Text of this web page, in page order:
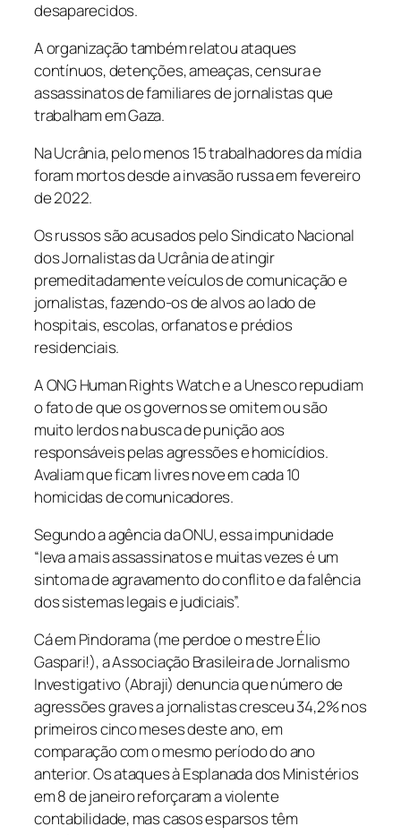
desaparecidos.
A organização também relatou ataques
contínuos, detenções, ameaças, censura e
assassinatos de familiares de jornalistas que
trabalham em Gaza.
Na Ucrânia, pelo menos 15 trabalhadores da mídia
foram mortos desde a invasão russa em fevereiro
de 2022.
Os russos são acusados pelo Sindicato Nacional
dos Jornalistas da Ucrânia de atingir
premeditadamente veículos de comunicação e
jornalistas, fazendo-os de alvos ao lado de
hospitais, escolas, orfanatos e prédios
residenciais.
A ONG Human Rights Watch e a Unesco repudiam
o fato de que os governos se omitem ou são
muito lerdos na busca de punição aos
responsáveis pelas agressões e homicídios.
Avaliam que ficam livres nove em cada 10
homicidas de comunicadores.
Segundo a agência da ONU, essa impunidade
“leva a mais assassinatos e muitas vezes é um
sintoma de agravamento do conflito e da falência
dos sistemas legais e judiciais”.
Cá em Pindorama (me perdoe o mestre Élio
Gaspari!), a Associação Brasileira de Jornalismo
Investigativo (Abraji) denuncia que número de
agressões graves a jornalistas cresceu 34,2% nos
primeiros cinco meses deste ano, em
comparação com o mesmo período do ano
anterior. Os ataques à Esplanada dos Ministérios
em 8 de janeiro reforçaram a violente
contabilidade, mas casos esparsos têm